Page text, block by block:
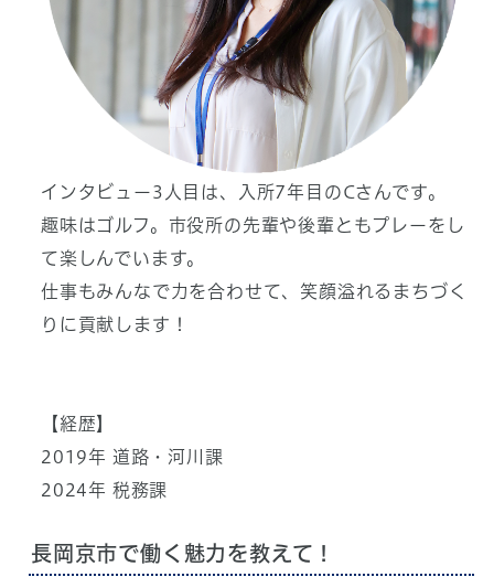
インタビュー3人目は、入所7年目のCさんです。
趣味はゴルフ。市役所の先輩や後輩ともプレーをし
て楽しんでいます。
仕事もみんなで力を合わせて、笑顔溢れるまちづく
りに貢献します！
【経歴】
2019年 道路・河川課
2024年 税務課
長岡京市で働く魅力を教えて！